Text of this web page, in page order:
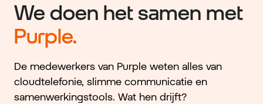
We doen het samen met
Purple.
De medewerkers van Purple weten alles van
cloudtelefonie, slimme communicatie en
samenwerkingstools. Wat hen drijft?